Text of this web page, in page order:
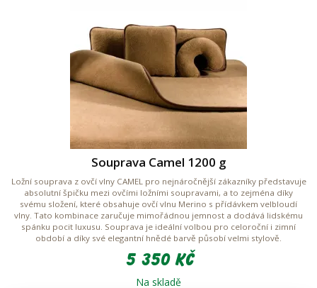
Souprava Camel 1200 g
Ložní souprava z ovčí vlny CAMEL pro nejnáročnější zákazníky představuje
absolutní špičku mezi ovčími ložními soupravami, a to zejména díky
svému složení, které obsahuje ovčí vlnu Merino s přídávkem velbloudí
vlny. Tato kombinace zaručuje mimořádnou jemnost a dodává lidskému
spánku pocit luxusu. Souprava je ideální volbou pro celoroční i zimní
období a díky své elegantní hnědé barvě působí velmi stylově.
5 350 Kč
Na skladě